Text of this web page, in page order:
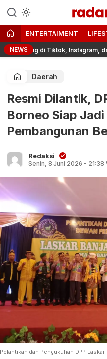
Informasi
Terkini Hari Ini
ENTERTAIMENT
NEWSdi Tiktok, Instagram, dan
Daerah
Resmi Dilantik,
Borneo Siap
Pembangunan
Redaksi
Senin, 8 Juni 2026 - 21:38
Pelantikan dan Pengukuhan DPP